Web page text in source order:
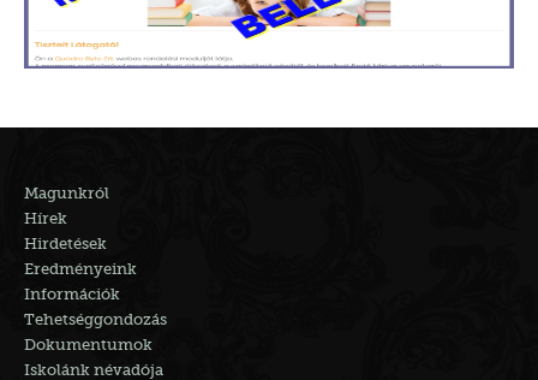
Magunkról
Hírek
Hirdetések
Eredményeink
Információk
Tehetséggondozás
Dokumentumok
Iskolánk névadója